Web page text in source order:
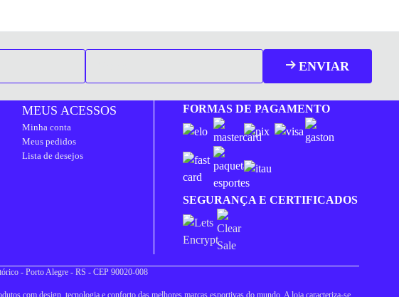
ENVIAR
MEUS ACESSOS
Minha conta
Meus pedidos
Lista de desejos
FORMAS DE PAGAMENTO
SEGURANÇA E CERTIFICADOS
- Porto Alegre - RS - CEP 90020-008
com design, tecnologia e conforto das melhores marcas esportivas do mundo. A loja caracteriza-se